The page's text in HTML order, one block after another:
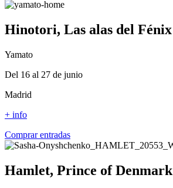
Hinotori, Las alas del Fénix
Yamato
Del 16 al 27 de junio
Madrid
+ info
Comprar entradas
Hamlet, Prince of Denmark